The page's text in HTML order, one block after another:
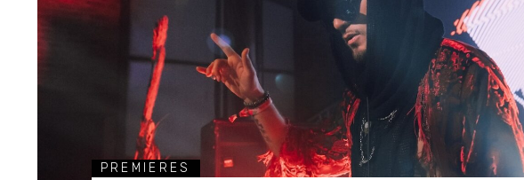
PREMIERES